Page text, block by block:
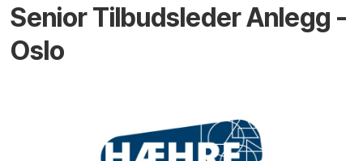
Senior Tilbudsleder Anlegg -
Oslo